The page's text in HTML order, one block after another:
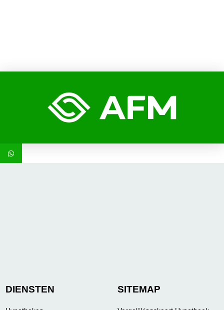
DIENSTEN SITEMAP